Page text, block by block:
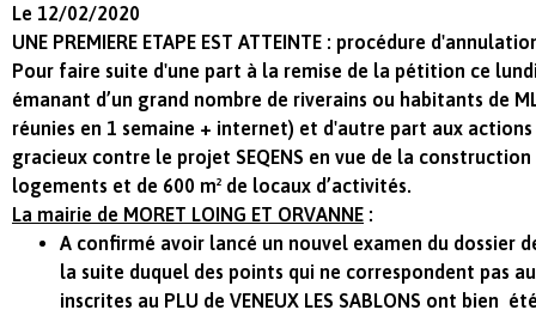
Le 12/02/2020
UNE PREMIERE ETAPE EST ATTEINTE : procédure
Pour faire suite d'une part à la remise de la pétition ce
émanant d’un grand nombre de riverains ou habitants de
réunies en 1 semaine + internet) et d'autre part aux
gracieux contre le projet SEQENS en vue de la construction
logements et de 600 m² de locaux d’activités.
La mairie de MORET LOING ET ORVANNE :
A confirmé avoir lancé un nouvel examen du dossier
la suite duquel des points qui ne correspondent pas
inscrites au PLU de VENEUX LES SABLONS ont bien